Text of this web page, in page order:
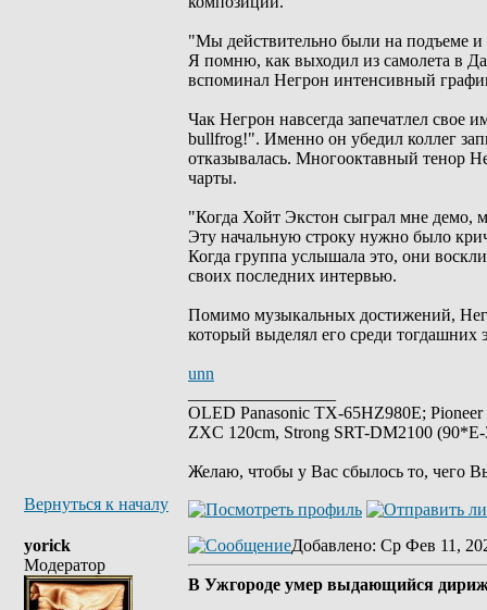
"Мы действительно были на подъеме
Я помню, как выходил из самолета в
вспоминал Негрон интенсивный
Чак Негрон навсегда запечатлел свое
bullfrog!". Именно он убедил коллег
отказывалась. Многооктавный тенор
чарты.
"Когда Хойт Экстон сыграл мне демо,
Эту начальную строку нужно было
Когда группа услышала это, они
своих последних интервью.
Помимо музыкальных достижений,
который выделял его среди тогдашних
unn
OLED Panasonic TX-65HZ980E;
ZXC 120cm, Strong SRT-DM2100
Желаю, чтобы у Вас сбылось то, чего
Вернуться к началу
yorick
Модератор
Добавлено: Ср Фев 11,
В Ужгороде умер выдающийся